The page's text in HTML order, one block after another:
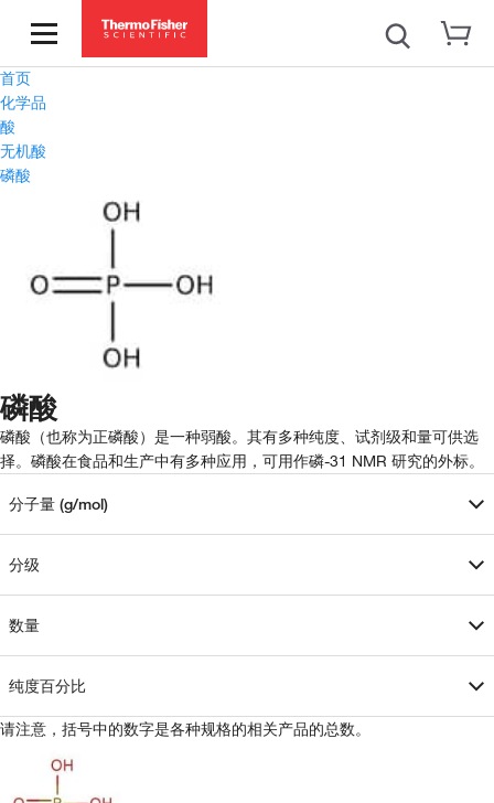
首页
化学品
酸
无机酸
磷酸
磷酸
磷酸（也称为正磷酸）是一种弱酸。其有多种纯度、试剂级和量可供选
择。磷酸在食品和生产中有多种应用，可用作磷-31 NMR 研究的外标。
分子量 (g/mol)
分级
数量
纯度百分比
请注意，括号中的数字是各种规格的相关产品的总数。